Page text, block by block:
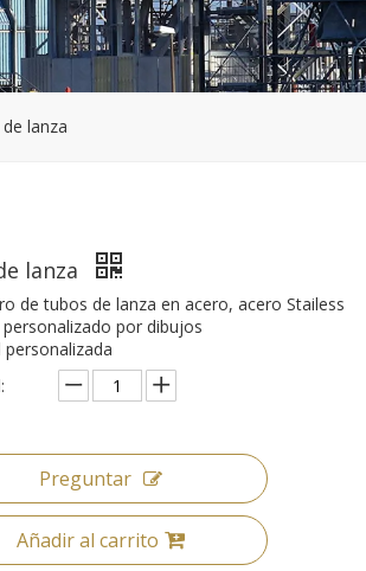
lanza
lanza
de tubos de lanza en acero, acero Stailess
por dibujos
personalizada
Preguntar
Añadir al carrito